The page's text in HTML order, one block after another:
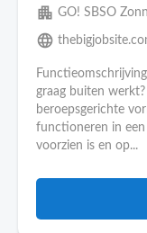
apartment GO! SBSO
language
graag buiten
beroepsgerichte
functioneren in
voorzien is en op...